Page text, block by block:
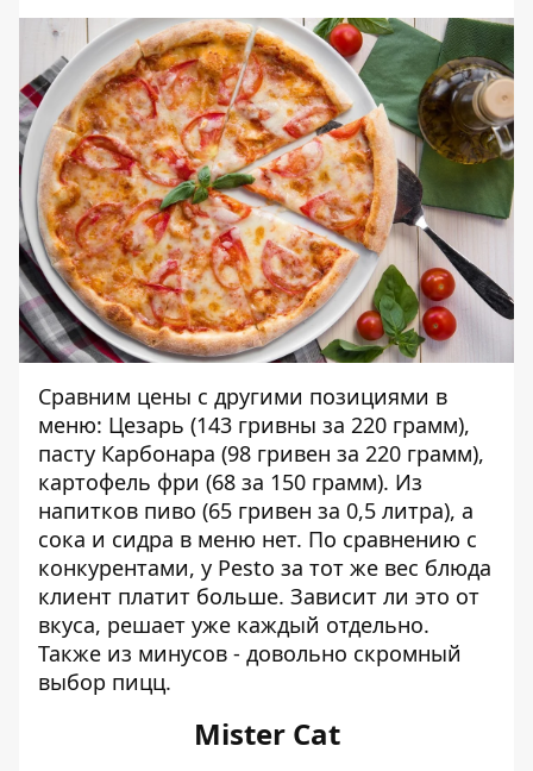
Сравним цены с другими позициями в
меню: Цезарь (143 гривны за 220 грамм),
пасту Карбонара (98 гривен за 220 грамм),
картофель фри (68 за 150 грамм). Из
напитков пиво (65 гривен за 0,5 литра), а
сока и сидра в меню нет. По сравнению с
конкурентами, у Pesto за тот же вес блюда
клиент платит больше. Зависит ли это от
вкуса, решает уже каждый отдельно.
Также из минусов - довольно скромный
выбор пицц.
Mister Cat